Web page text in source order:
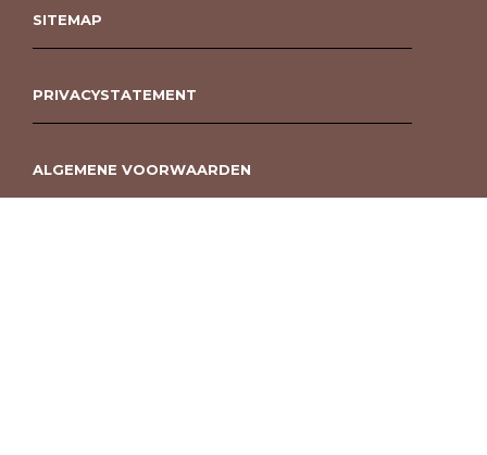
SITEMAP
PRIVACYSTATEMENT
ALGEMENE VOORWAARDEN